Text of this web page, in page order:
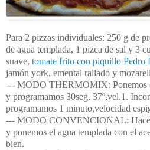
Para 2 pizzas individuales: 250 g de
de agua templada, 1 pizca de sal y 3
suave, tomate frito con piquillo Pedro
jamón york, emental rallado y
--- MODO THERMOMIX: Ponemos
y programamos 30seg, 37º,vel.1.
programamos 1 minuto,velocidad
--- MODO CONVENCIONAL:
y ponemos el agua templada con el
bien.